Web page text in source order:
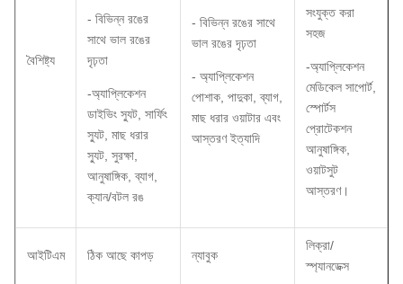
বৈশিষ্ট্য
- বিভিন্ন রঙের
সাথে ভাল রঙের
দৃঢ়তা
-অ্যাপ্লিকেশন
ডাইভিং স্যুট, সার্ফিং
স্যুট, মাছ ধরার
স্যুট, সুরক্ষা,
আনুষাঙ্গিক, ব্যাগ,
ক্যান/বটল রঙ
- বিভিন্ন রঙের সাথে
ভাল রঙের দৃঢ়তা
- অ্যাপ্লিকেশন
পোশাক, পাদুকা, ব্যাগ,
মাছ ধরার ওয়াটার এবং
আস্তরণ ইত্যাদি
সংযুক্ত করা
সহজ
-অ্যাপ্লিকেশন
মেডিকেল সাপোর্ট,
স্পোর্টস
প্রোটেকশন
আনুষাঙ্গিক,
ওয়াটসুট
আস্তরণ।
আইটিএম ঠিক আছে কাপড় ন্যাবুক
লিক্রা/
স্প্যানডেক্স